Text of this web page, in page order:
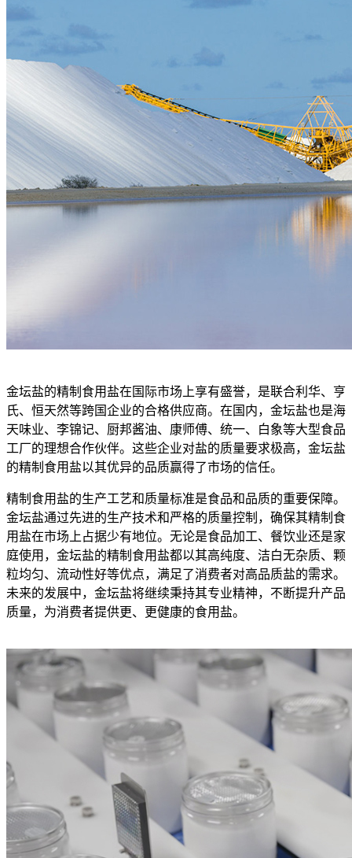
金坛盐的精制食用盐在国际市场上享有盛誉，是联合利华、亨
氏、恒天然等跨国企业的合格供应商。在国内，金坛盐也是海
天味业、李锦记、厨邦酱油、康师傅、统一、白象等大型食品
工厂的理想合作伙伴。这些企业对盐的质量要求极高，金坛盐
的精制食用盐以其优异的品质赢得了市场的信任。
精制食用盐的生产工艺和质量标准是食品和品质的重要保障。
金坛盐通过先进的生产技术和严格的质量控制，确保其精制食
用盐在市场上占据少有地位。无论是食品加工、餐饮业还是家
庭使用，金坛盐的精制食用盐都以其高纯度、洁白无杂质、颗
粒均匀、流动性好等优点，满足了消费者对高品质盐的需求。
未来的发展中，金坛盐将继续秉持其专业精神，不断提升产品
质量，为消费者提供更、更健康的食用盐。